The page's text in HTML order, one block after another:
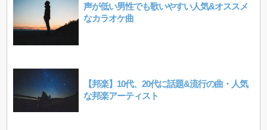
声が低い男性でも歌いやすい人気&オススメ
なカラオケ曲
【邦楽】10代、20代に話題&流行の曲・人気
な邦楽アーティスト